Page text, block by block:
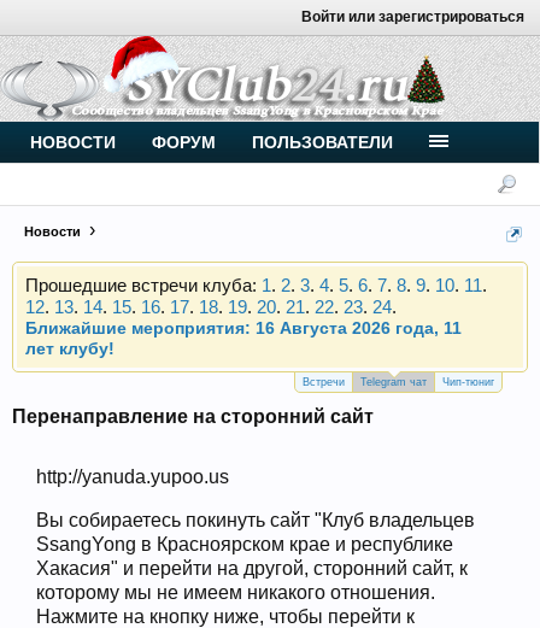
Войти или зарегистрироваться
Новости
Внимание, новые участники нашего клуба!
Основное общение происходит вTelegram-чате.
Присоединяйтесь.
Чип-тюнинг (прошивка) дизелей от
Vahmurka
12.13.14.15.16.17.18.19.20.21.22.23.24.
Ближайшие мероприятия: 16 Августа 2026 года, 11
лет клубу!
Внимание, новые участники нашего клуба!
Основное общение происходит вTelegram-чате.
Чип-тюнинг (прошивка) дизелей от
Прошедшие встречи клуба:1.2 .3.4 .5 .6.7.8.9.10
12.13.14.15.16.17.18 .19.20.21 22.23.24.
Ближайшие мероприятия: 16 Августа 2026 года, 11
лет клубу!
Встречи Telegram чат Чип-тюниг
Перенаправление на сторонний сайт
http://yanuda.yupoo.us
Вы собираетесь покинуть сайт "Клуб владельцев
SsangYong в Красноярском крае и республике
Хакасия" и перейти на другой, сторонний сайт, к
которому мы не имеем никакого отношения.
Нажмите на кнопку ниже, чтобы перейти к
НОВОСТИ ФОРУМ ПОЛЬЗОВАТЕЛИ